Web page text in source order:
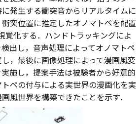
発生する衝突音からリアルタイムに
突位置に推定したオノマトペを配置
覚化する．ハンドトラッキングによ
出し，音声処理によってオノマトペ
，最後に画像処理によって漫画風変
施し，提案手法は被験者から好意的
ペの付与による実世界の漫画化を実
風世界を構築できたことを示す．